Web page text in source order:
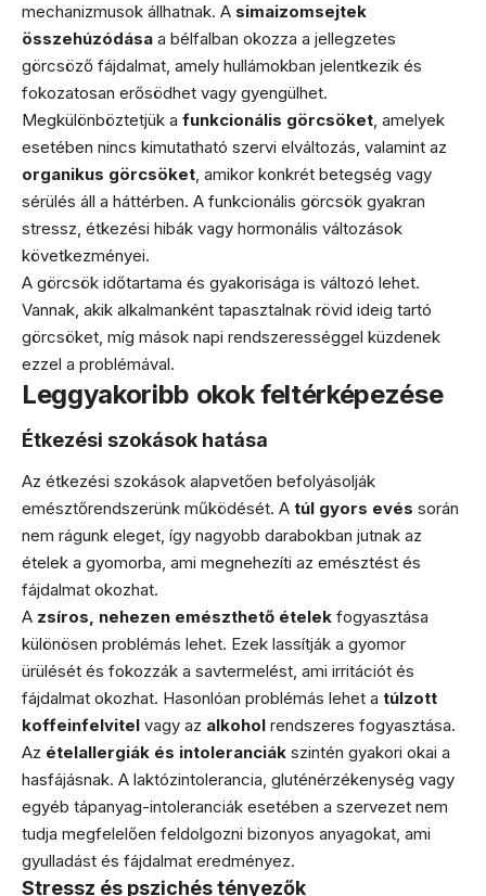
mechanizmusok állhatnak. A simaizomsejtek
összehúzódása a bélfalban okozza a jellegzetes
görcsöző fájdalmat, amely hullámokban jelentkezik és
fokozatosan erősödhet vagy gyengülhet.
Megkülönböztetjük a funkcionális görcsöket, amelyek
esetében nincs kimutatható szervi elváltozás, valamint az
organikus görcsöket, amikor konkrét betegség vagy
sérülés áll a háttérben. A funkcionális görcsök gyakran
stressz, étkezési hibák vagy hormonális változások
következményei.
A görcsök időtartama és gyakorisága is változó lehet.
Vannak, akik alkalmanként tapasztalnak rövid ideig tartó
görcsöket, míg mások napi rendszerességgel küzdenek
ezzel a problémával.
Leggyakoribb okok feltérképezése
Étkezési szokások hatása
Az étkezési szokások alapvetően befolyásolják
emésztőrendszerünk működését. A túl gyors evés során
nem rágunk eleget, így nagyobb darabokban jutnak az
ételek a gyomorba, ami megnehezíti az emésztést és
fájdalmat okozhat.
A zsíros, nehezen emészthető ételek fogyasztása
különösen problémás lehet. Ezek lassítják a gyomor
ürülését és fokozzák a savtermelést, ami irritációt és
fájdalmat okozhat. Hasonlóan problémás lehet a túlzott
koffeinfelvitel vagy az alkohol rendszeres fogyasztása.
Az ételallergiák és intoleranciák szintén gyakori okai a
hasfájásnak. A laktózintolerancia, gluténérzékenység vagy
egyéb tápanyag-intoleranciák esetében a szervezet nem
tudja megfelelően feldolgozni bizonyos anyagokat, ami
gyulladást és fájdalmat eredményez.
Stressz és pszichés tényezők